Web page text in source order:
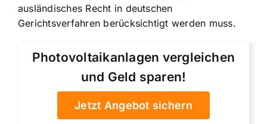
ausländisches Recht in deutschen
Gerichtsverfahren berücksichtigt werden muss.
Photovoltaikanlagen vergleichen
und Geld sparen!
Jetzt Angebot sichern